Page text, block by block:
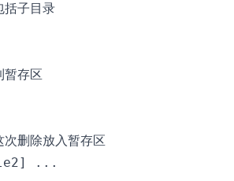
子目录
存区
删除放入暂存区
...